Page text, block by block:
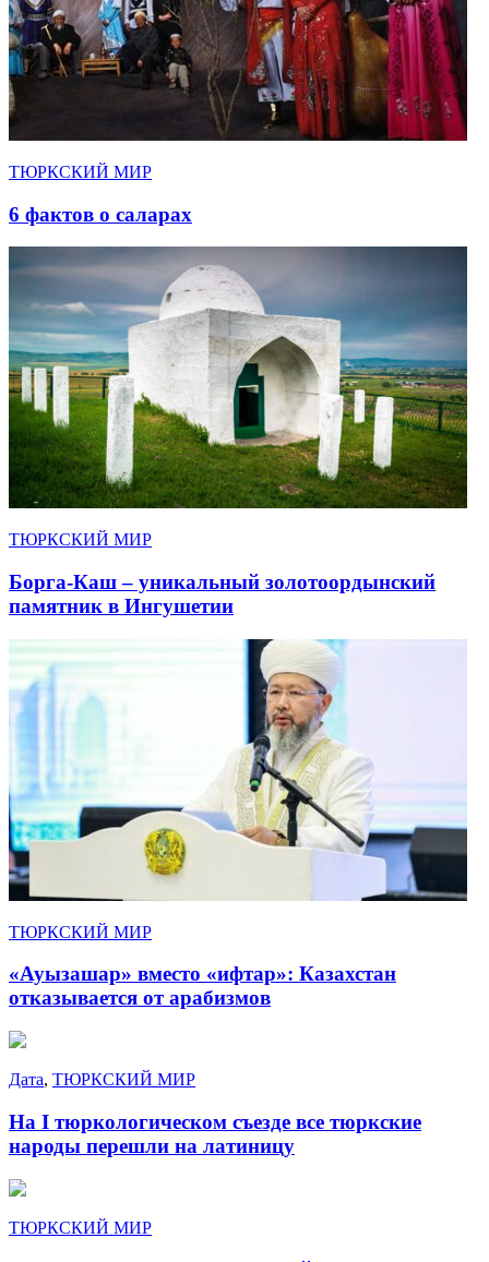
ТЮРКСКИЙ МИР
6 фактов о саларах
ТЮРКСКИЙ МИР
Борга-Каш – уникальный золотоордынский
памятник в Ингушетии
ТЮРКСКИЙ МИР
«Ауызашар» вместо «ифтар»: Казахстан
отказывается от арабизмов
Дата, ТЮРКСКИЙ МИР
На I тюркологическом съезде все тюркские
народы перешли на латиницу
ТЮРКСКИЙ МИР